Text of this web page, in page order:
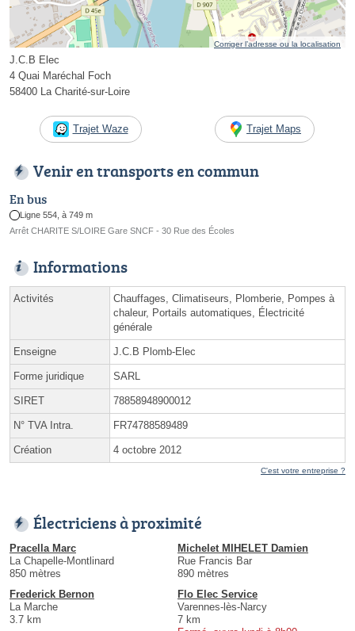
Corriger l’adresse ou la localisation
J.C.B Elec
4 Quai Maréchal Foch
58400 La Charité-sur-Loire
Trajet Waze Trajet Maps
Venir en transports en commun
En bus
Ligne 554, à 749 m
Arrêt CHARITE S/LOIRE Gare SNCF - 30 Rue des Écoles
Informations
Activités
Chauffages, Climatiseurs, Plomberie, Pompes à
chaleur, Portails automatiques, Électricité
générale
Enseigne J.C.B Plomb-Elec
Forme juridique SARL
SIRET 78858948900012
N° TVA Intra. FR74788589489
Création 4 octobre 2012
C'est votre entreprise ?
Électriciens à proximité
Pracella Marc
La Chapelle-Montlinard
850 mètres
Michelet MIHELET Damien
Rue Francis Bar
890 mètres
Frederick Bernon
La Marche
3.7 km
Flo Elec Service
Varennes-lès-Narcy
7 km